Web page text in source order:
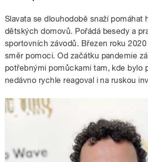
Slavata se dlouhodobě snaží pomáhat
dětských domovů. Pořádá besedy a
sportovních závodů. Březen roku 2020
směr pomoci. Od začátku pandemie
potřebnými pomůckami tam, kde bylo
nedávno rychle reagoval i na ruskou